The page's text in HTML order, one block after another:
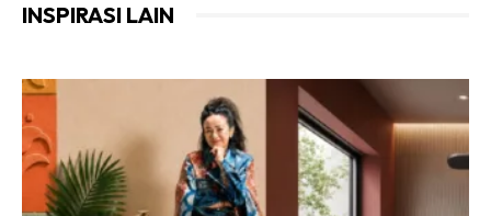
INSPIRASI LAIN